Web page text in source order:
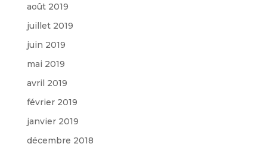
août 2019
juillet 2019
juin 2019
mai 2019
avril 2019
février 2019
janvier 2019
décembre 2018